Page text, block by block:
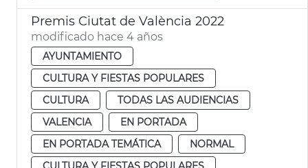
Premis Ciutat de València 2022
modificado hace 4 años
AYUNTAMIENTO
CULTURA Y FIESTAS POPULARES
CULTURA
TODAS LAS AUDIENCIAS
VALENCIA
EN PORTADA
EN PORTADA TEMÁTICA
NORMAL